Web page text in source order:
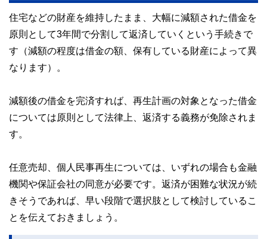
住宅などの財産を維持したまま、大幅に減額された借金を
原則として3年間で分割して返済していくという手続きで
す（減額の程度は借金の額、保有している財産によって異
なります）。
減額後の借金を完済すれば、再生計画の対象となった借金
については原則として法律上、返済する義務が免除されま
す。
任意売却、個人民事再生については、いずれの場合も金融
機関や保証会社の同意が必要です。返済が困難な状況が続
きそうであれば、早い段階で選択肢として検討しているこ
とを伝えておきましょう。